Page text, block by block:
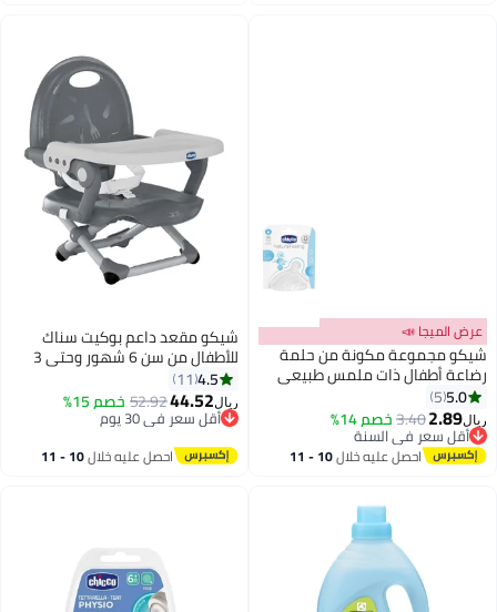
عرض الميجا 📣
شيكو مجموعة مكونة من حلمة
رضاعة أطفال ذات ملمس طبيعي
0M+ بطيئة 5.0
5
ريال2.89
3.40خصم 14%
أقل سعر في السنة
أقل سعر في السنة
احصل عليه خلال 10 - 11
شيكو مقعد داعم بوكيت سناك
للأطفال من سن 6 شهور وحتى 3
سنوات، بلون رمادي
4.5
11
ريال44.52
52.92خصم 15%
أقل سعر في 30 يوم
أقل سعر في 30 يوم
احصل عليه خلال 10 - 11